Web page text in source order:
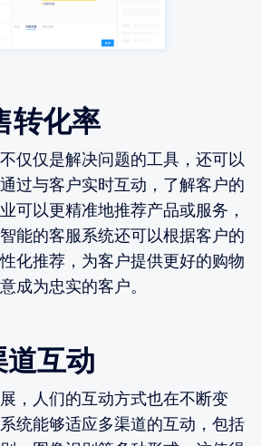
转化率
仅仅是解决问题的工具，还可以
过与客户实时互动，了解客户的
可以更精准地推荐产品或服务，
能的客服系统还可以根据客户的
化推荐，为客户提供更好的购物
成为忠实的客户。
道互动
，人们的互动方式也在不断变
统能够适应多渠道的互动，包括